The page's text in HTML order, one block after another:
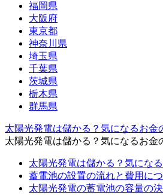
福岡県
大阪府
東京都
神奈川県
埼玉県
千葉県
茨城県
栃木県
群馬県
太陽光発電は儲かる？気になるお金
太陽光発電は儲かる？気になるお金
太陽光発電は儲かる？気にな
蓄電池の設置の流れと費用につ
太陽光発電の蓄電池の容量の